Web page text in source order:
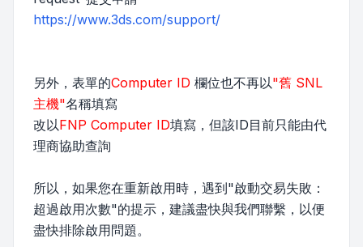
https://www.3ds.com/support/
另外，表單的Computer ID 欄位也不再以"舊 SNL
主機"名稱填寫
改以FNP Computer ID填寫，但該ID目前只能由代
理商協助查詢
所以，如果您在重新啟用時，遇到"啟動交易失敗：
超過啟用次數"的提示，建議盡快與我們聯繫，以便
盡快排除啟用問題。